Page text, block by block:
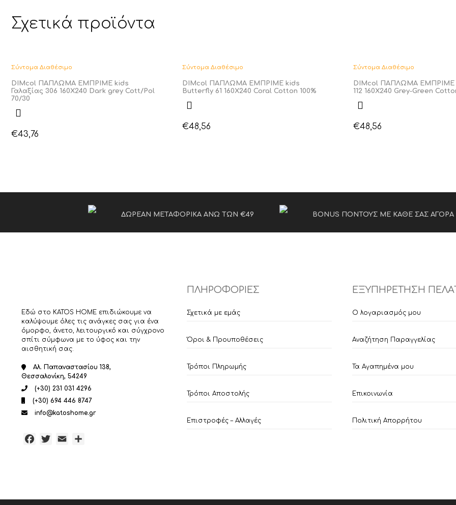
Σχετικά προϊόντα
Σύντομα Διαθέσιμο
DIMcol ΠΑΠΛΩΜΑ ΕΜΠΡΙΜΕ kids
Γαλαξίας 306 160Χ240 Dark grey Cott/Pol
70/30
€43,76
Σύντομα Διαθέσιμο
DIMcol ΠΑΠΛΩΜΑ ΕΜΠΡΙΜΕ kids
Butterfly 61 160Χ240 Coral Cotton 100%
€48,56
Σύντομα Διαθέσιμο
DIMcol ΠΑΠΛΩΜΑ ΕΜΠΡΙΜΕ
112 160Χ240 Grey-Green
€48,56
ΔΩΡΕΑΝ ΜΕΤΑΦΟΡΙΚΑ ΑΝΩ ΤΩΝ €49 BONUS ΠΟΝΤΟΥΣ ΜΕ ΚΑΘΕ ΣΑΣ ΑΓΟΡΑ
Εδώ στο KATOS HOME επιδιώκουμε να
καλύψουμε όλες τις ανάγκες σας για ένα
όμορφο, άνετο, λειτουργικό και σύγχρονο
σπίτι σύμφωνα με το ύφος και την
αισθητική σας.
Αλ. Παπαναστασίου 138,
Θεσσαλονίκη, 54249
(+30) 231 031 4296
(+30) 694 446 8747
info@katoshome.gr
Facebook
TwitterEmail
ΠΛΗΡΟΦΟΡΙΕΣ
Σχετικά με εμάς
Όροι & Προυποθέσεις
Τρόποι Πληρωμής
Τρόποι Αποστολής
Επιστροφές – Αλλαγές
ΕΞΥΠΗΡΕΤΗΣΗ
Ο λογαριασμός μου
Αναζήτηση Παραγγελίας
Τα Αγαπημένα μου
Επικοινωνία
Πολιτική Απορρήτου